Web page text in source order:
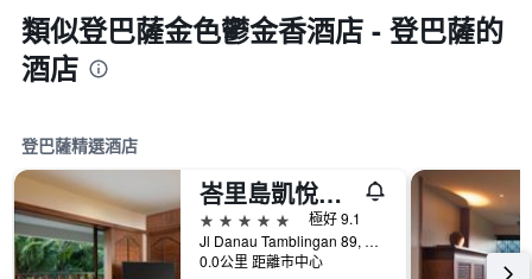
類似登巴薩金色鬱金香酒店 - 登巴薩的
酒店
登巴薩精選酒店
峇里島凱悅酒店
5星級
極好 9.1
Jl Danau Tamblingan 89, 登巴薩, 印尼
0.0公里 距離市中心